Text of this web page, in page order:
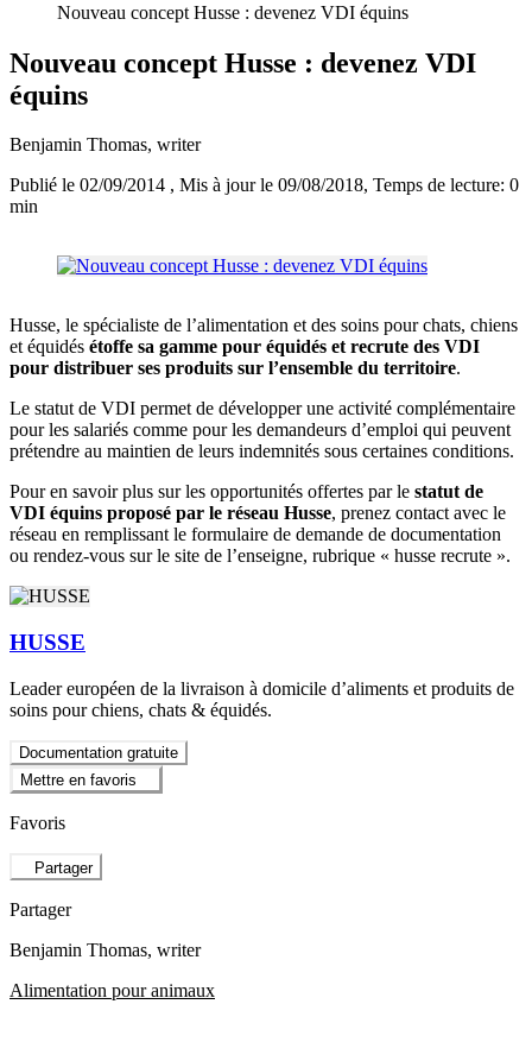
Nouveau concept Husse : devenez VDI équins
Nouveau concept Husse : devenez VDI
équins
Benjamin Thomas, writer
Publié le 02/09/2014 , Mis à jour le 09/08/2018, Temps de lecture: 0
min
Husse, le spécialiste de l’alimentation et des soins pour chats, chiens
et équidés étoffe sa gamme pour équidés et recrute des VDI
pour distribuer ses produits sur l’ensemble du territoire.
Le statut de VDI permet de développer une activité complémentaire
pour les salariés comme pour les demandeurs d’emploi qui peuvent
prétendre au maintien de leurs indemnités sous certaines conditions.
Pour en savoir plus sur les opportunités offertes par le statut de
VDI équins proposé par le réseau Husse, prenez contact avec le
réseau en remplissant le formulaire de demande de documentation
ou rendez-vous sur le site de l’enseigne, rubrique « husse recrute ».
HUSSE
Leader européen de la livraison à domicile d’aliments et produits de
soins pour chiens, chats & équidés.
Documentation gratuite
Mettre en favoris
Favoris
Partager
Partager
Benjamin Thomas, writer
Alimentation pour animaux